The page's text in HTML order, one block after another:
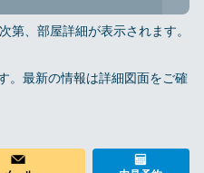
第、部屋詳細が表示されます。
。最新の情報は詳細図面をご確